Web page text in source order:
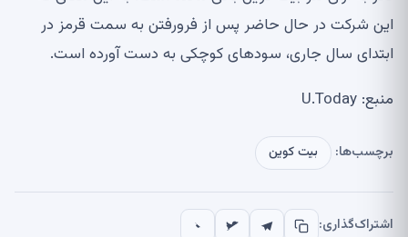
این شرکت در حال حاضر پس از فرورفتن به سمت قرمز در
ابتدای سال جاری، سودهای کوچکی به دست آورده است.
منبع: U.Today
برچسب‌ها: بیت کوین
اشتراک‌گذاری: